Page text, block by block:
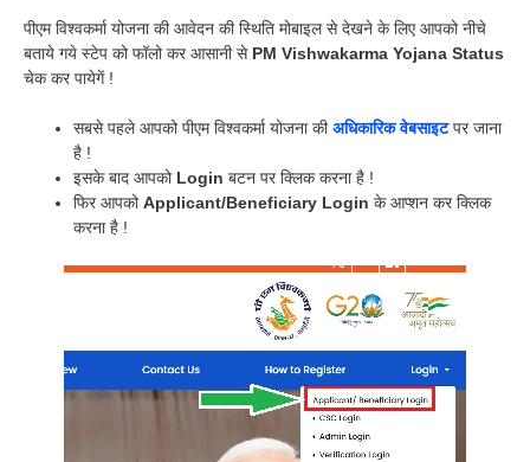
पीएम विश्वकर्मा योजना की आवेदन की स्थिति मोबाइल से देखने के लिए आपको नीचे
बताये गये स्टेप को फॉलो कर आसानी से PM Vishwakarma Yojana Status
चेक कर पायेगें !
सबसे पहले आपको पीएम विश्वकर्मा योजना कीअधिकारिक वेबसाइटपर जाना
है !
इसके बाद आपको Login बटन पर क्लिक करना है !
फिर आपकोApplicant/Beneficiary Login के आप्शन कर क्लिक
करना है !